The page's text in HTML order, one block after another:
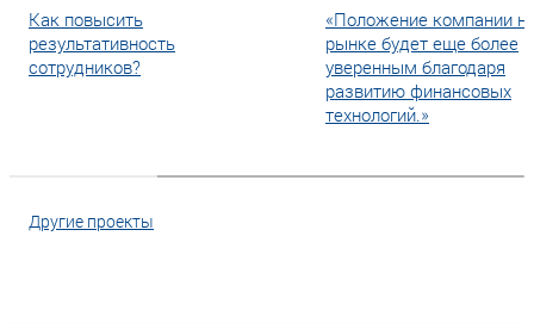
Как повысить
результативность
сотрудников?
«Положение компании
рынке будет еще более
уверенным благодаря
развитию финансовых
технологий.»
Другие проекты